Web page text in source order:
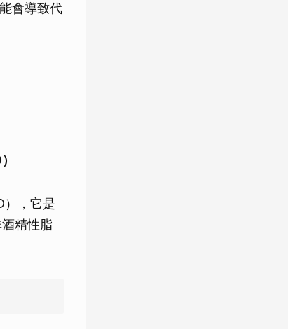
會導致代
，它是
精性脂